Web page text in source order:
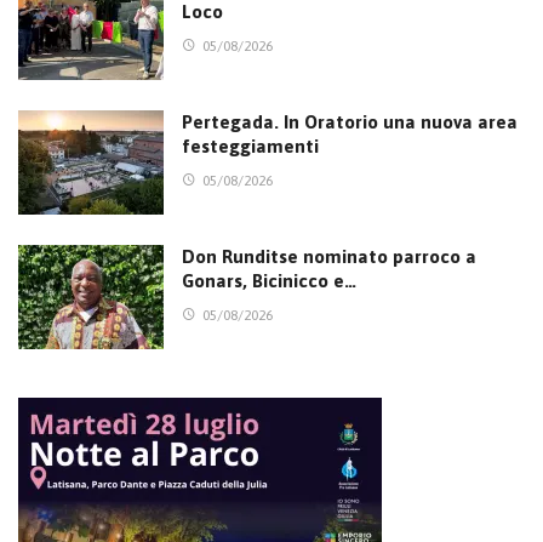
Loco
05/08/2026
Pertegada. In Oratorio una nuova area
festeggiamenti
05/08/2026
Don Runditse nominato parroco a
Gonars, Bicinicco e…
05/08/2026